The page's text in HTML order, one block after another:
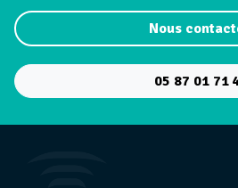
Nous
05 87 01 71